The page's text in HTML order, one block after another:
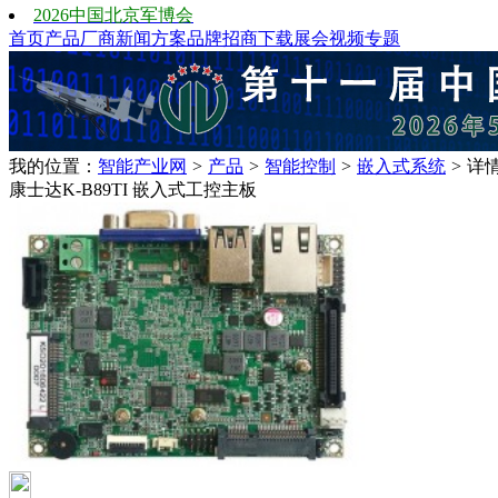
2026中国北京军博会
首页产品厂商新闻方案品牌招商下载展会视频专题
我的位置： 智能产业网 > 产品 > 智能控制 > 嵌入式系统 > 详
康士达K-B89TI 嵌入式工控主板